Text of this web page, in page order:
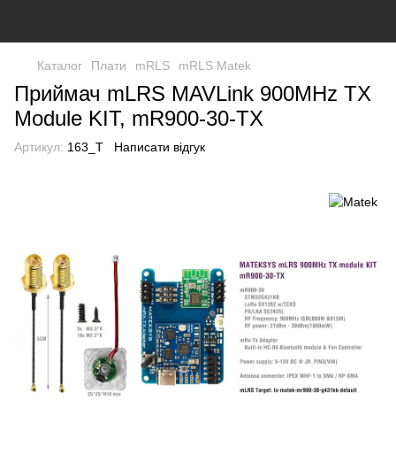
Каталог Плати mRLS mRLS Matek
Приймач mLRS MAVLink 900MHz TX
Module KIT, mR900-30-TX
Артикул: 163_T Написати відгук